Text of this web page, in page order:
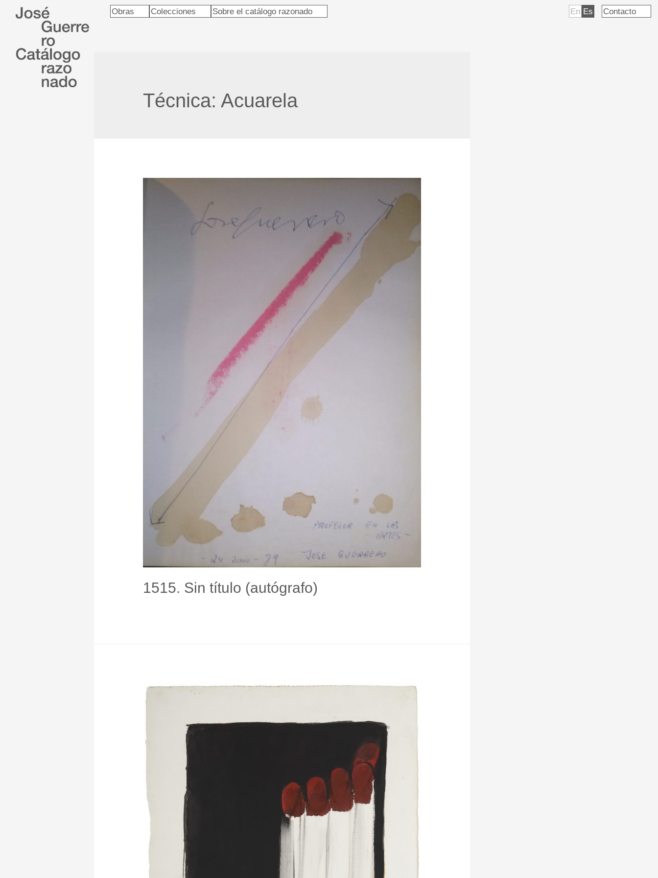
Obras Colecciones Sobre el catálogo razonado En Es Contacto
Técnica:Acuarela
1515. Sin título (autógrafo)